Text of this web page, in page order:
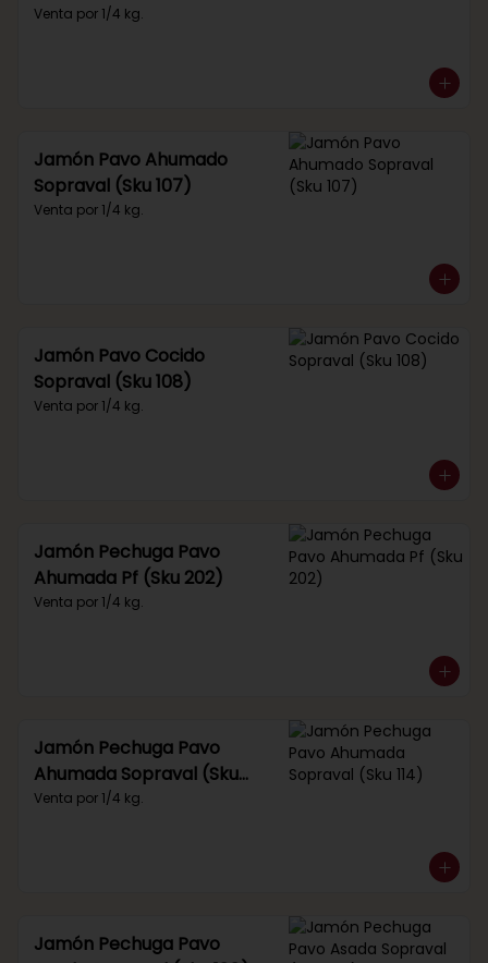
Venta por 1/4 kg.
Jamón Pavo Ahumado
Sopraval (Sku 107)
Venta por 1/4 kg.
Jamón Pavo Cocido
Sopraval (Sku 108)
Venta por 1/4 kg.
Jamón Pechuga Pavo
Ahumada Pf (Sku 202)
Venta por 1/4 kg.
Jamón Pechuga Pavo
Ahumada Sopraval (Sku
114)
Venta por 1/4 kg.
Jamón Pechuga Pavo